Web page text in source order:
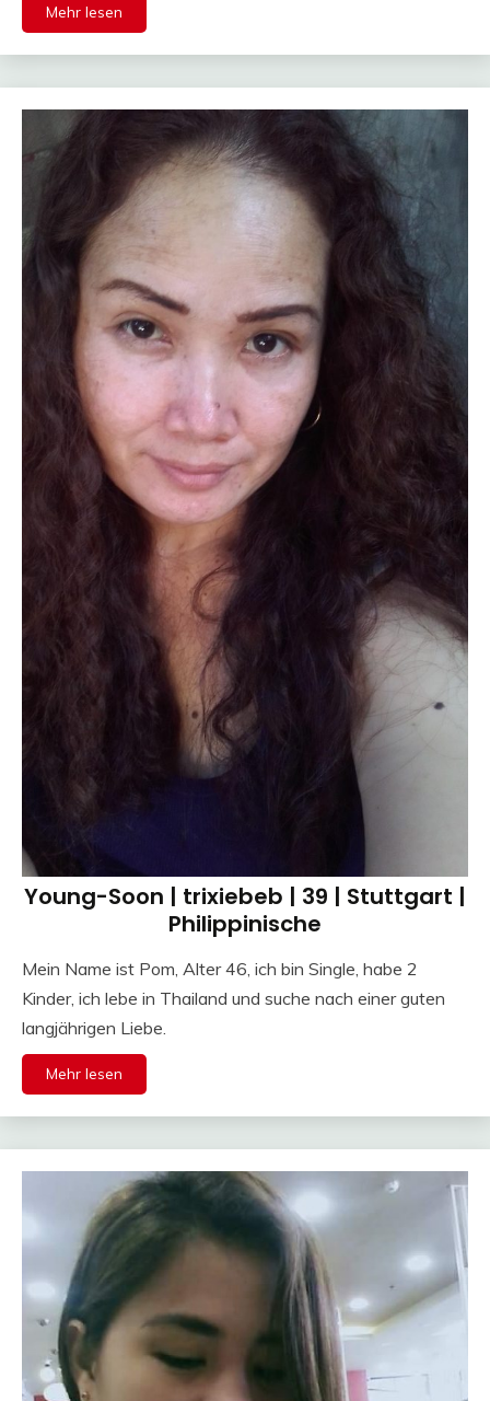
Mehr lesen
Young-Soon | trixiebeb | 39 | Stuttgart |
Philippinische
Mein Name ist Pom, Alter 46, ich bin Single, habe 2
Kinder, ich lebe in Thailand und suche nach einer guten
langjährigen Liebe.
Mehr lesen